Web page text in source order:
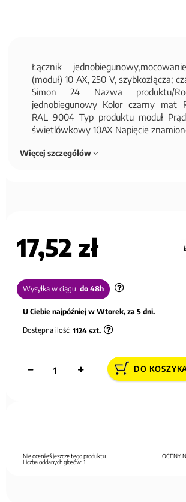
Łącznik
(moduł) 10 AX, 250 V, szybkozłącza;
Simon 24 Nazwa produktu/
jednobiegunowy Kolor czarny mat
RAL 9004 Typ produktu moduł
świetlówkowy 10AX Napięcie
Więcej szczegółów
17,52 zł
Wysyłka w ciągu: do 48h
U Ciebie najpóźniej w Wtorek, za 5 dni.
Dostępna ilość: 1124 szt.
DO
OCENY
Nie oceniłeś jeszcze tego produktu.
Liczba oddanych głosów:1